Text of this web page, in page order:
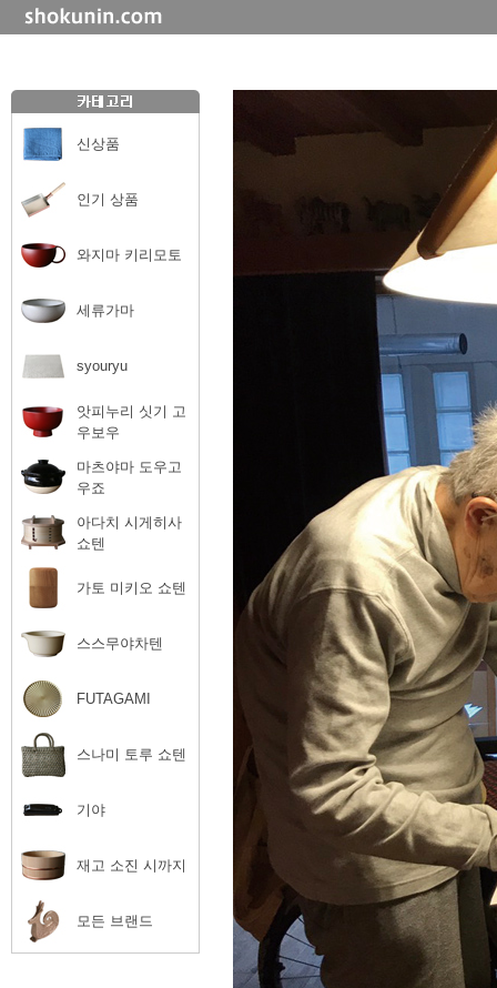
신상품
인기 상품
와지마 키리모토
세류가마
syouryu
앗피누리 싯기 고
우보우
마츠야마 도우고
우죠
아다치 시게히사
쇼텐
가토 미키오 쇼텐
스스무야차텐
FUTAGAMI
스나미 토루 쇼텐
기야
재고 소진 시까지
모든 브랜드